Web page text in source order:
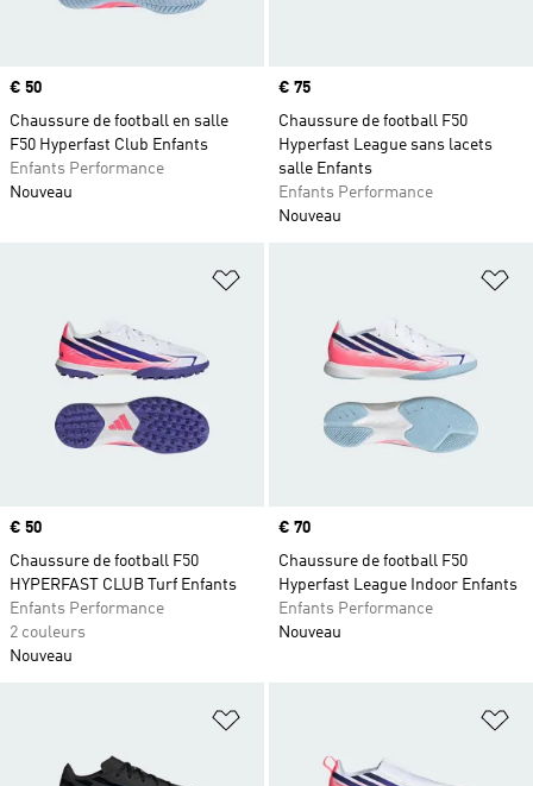
Prix
€ 50
Chaussure de football en salle
F50 Hyperfast Club Enfants
Enfants Performance
Nouveau
Prix
€ 75
Chaussure de football F50
Hyperfast League sans lacets
salle Enfants
Enfants Performance
Nouveau
Ajouter à la Liste de produits
Prix
€ 50
Chaussure de football F50
HYPERFAST CLUB Turf Enfants
Enfants Performance
2 couleurs
Nouveau
Prix
€ 70
Chaussure de football F50
Hyperfast League Indoor Enfants
Enfants Performance
Nouveau
Ajouter à la Liste de produits